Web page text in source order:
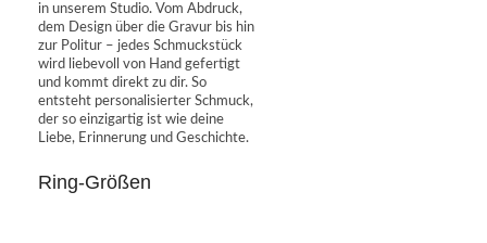
in unserem Studio. Vom Abdruck,
dem Design über die Gravur bis hin
zur Politur – jedes Schmuckstück
wird liebevoll von Hand gefertigt
und kommt direkt zu dir. So
entsteht personalisierter Schmuck,
der so einzigartig ist wie deine
Liebe, Erinnerung und Geschichte.
Ring-Größen